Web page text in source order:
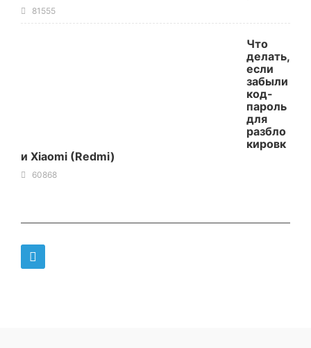
81555
Что
делать,
если
забыли
код-
пароль
для
разбло
кировк
и Xiaomi (Redmi)
60868